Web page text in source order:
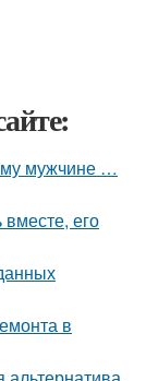
мужчине …
его
в